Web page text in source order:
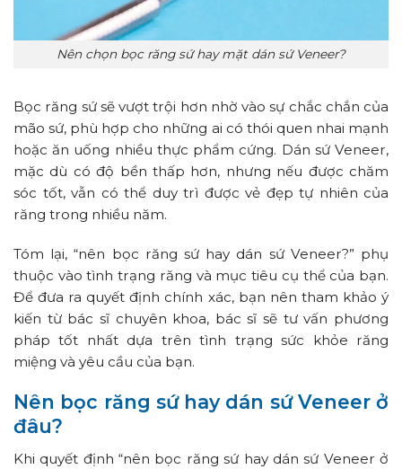
Nên chọn bọc răng sứ hay mặt dán sứ Veneer?
Bọc răng sứ sẽ vượt trội hơn nhờ vào sự chắc chắn của
mão sứ, phù hợp cho những ai có thói quen nhai mạnh
hoặc ăn uống nhiều thực phẩm cứng. Dán sứ Veneer,
mặc dù có độ bền thấp hơn, nhưng nếu được chăm
sóc tốt, vẫn có thể duy trì được vẻ đẹp tự nhiên của
răng trong nhiều năm.
Tóm lại, “nên bọc răng sứ hay dán sứ Veneer?” phụ
thuộc vào tình trạng răng và mục tiêu cụ thể của bạn.
Để đưa ra quyết định chính xác, bạn nên tham khảo ý
kiến từ bác sĩ chuyên khoa, bác sĩ sẽ tư vấn phương
pháp tốt nhất dựa trên tình trạng sức khỏe răng
miệng và yêu cầu của bạn.
Nên bọc răng sứ hay dán sứ Veneer ở
đâu?
Khi quyết định “nên bọc răng sứ hay dán sứ Veneer ở